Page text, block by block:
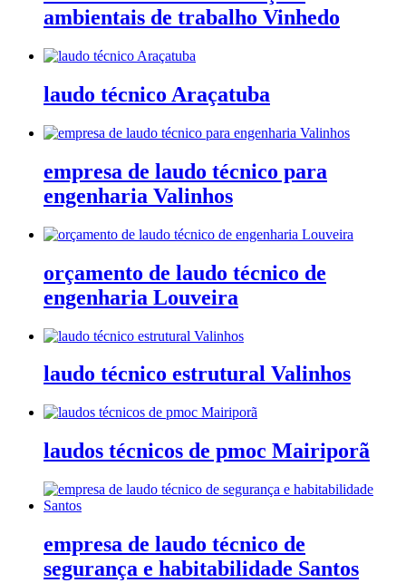
ambientais de trabalho Vinhedo
laudo técnico Araçatuba
empresa de laudo técnico para
engenharia Valinhos
orçamento de laudo técnico de
engenharia Louveira
laudo técnico estrutural Valinhos
laudos técnicos de pmoc Mairiporã
empresa de laudo técnico de
segurança e habitabilidade Santos